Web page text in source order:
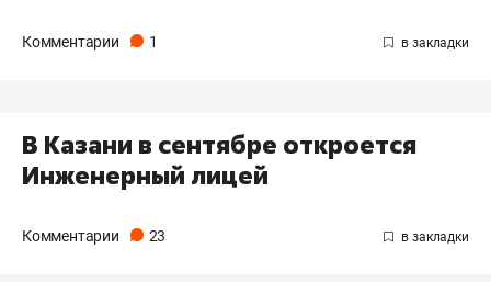
Комментарии 1
В Казани в сентябре откроется
Инженерный лицей
Комментарии 23